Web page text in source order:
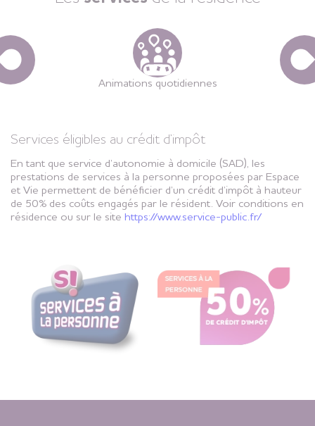
Animations quotidiennes
Services éligibles au crédit d’impôt
En tant que service d’autonomie à domicile (SAD), les
prestations de services à la personne proposées par Espace
et Vie permettent de bénéficier d’un crédit d’impôt à hauteur
de 50% des coûts engagés par le résident. Voir conditions en
résidence ou sur le site https://www.service-public.fr/